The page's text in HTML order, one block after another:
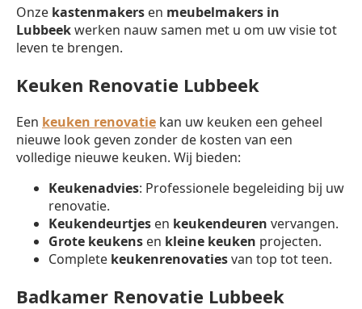
Onze kastenmakers en meubelmakers in
Lubbeekwerken nauw samen met u om uw visie tot
leven te brengen.
Keuken Renovatie Lubbeek
Een keuken renovatie kan uw keuken een geheel
nieuwe look geven zonder de kosten van een
volledige nieuwe keuken. Wij bieden:
Keukenadvies: Professionele begeleiding bij uw
renovatie.
Keukendeurtjes en keukendeuren vervangen.
Grote keukens en kleine keuken projecten.
Complete keukenrenovatiesvan top tot teen.
Badkamer Renovatie Lubbeek